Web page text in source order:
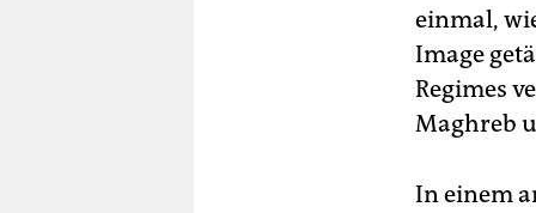
einmal,
Image
Regimes
Maghreb
In einem